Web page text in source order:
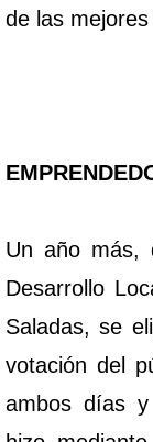
de las
Un año más,
Desarrollo
Saladas, se
votación del
ambos días